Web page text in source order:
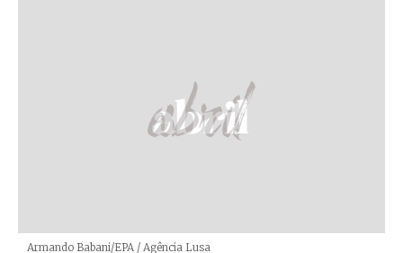
Créditos
Armando Babani/EPA / Agência Lusa